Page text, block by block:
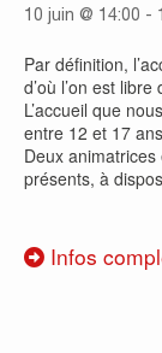
10 juin @ 14:00 -
Par définition,
d’où l’on est libre
L’accueil que
entre 12 et 17
Deux
présents, à
Infos